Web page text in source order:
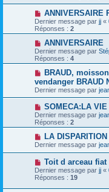
ANNIVERSAIRE
Dernier message par jj «
Réponses : 2
ANNIVERSAIRE
Dernier message par
Réponses : 4
BRAUD,
vendanger BRAUD
Dernier message par
SOMECA:LA
Dernier message par
Réponses : 2
LA
Dernier message par
Toit d arceau fiat
Dernier message par jj «
Réponses : 19